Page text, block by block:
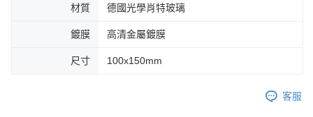
材質 德國光學肖特玻璃
鍍膜 高清金屬鍍膜
尺寸 100x150mm
客服